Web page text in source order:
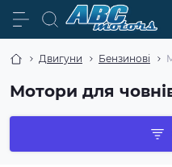
Двигуни Бензинові
Мотори для